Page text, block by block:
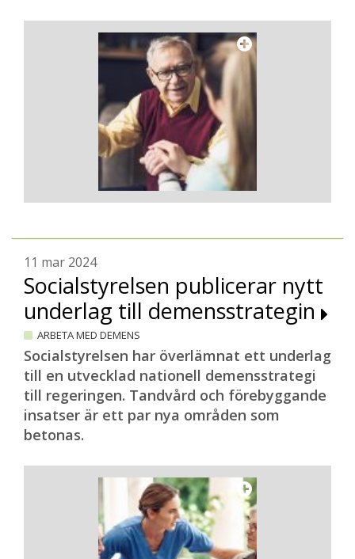
11 mar 2024
Socialstyrelsen publicerar nytt
underlag till demensstrategin
ARBETA MED DEMENS
Socialstyrelsen har överlämnat ett underlag
till en utvecklad nationell demensstrategi
till regeringen. Tandvård och förebyggande
insatser är ett par nya områden som
betonas.